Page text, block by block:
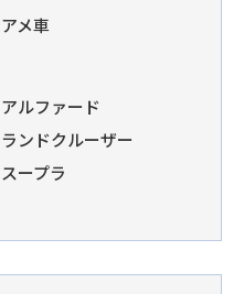
アメ車
アルファード
ランドクルーザー
スープラ